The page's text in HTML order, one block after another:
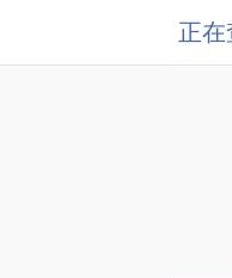
正在